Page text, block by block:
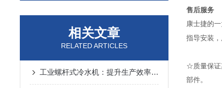
相关文章
RELATED ARTICLES
工业螺杆式冷水机：提升生产效率，降低能耗！
售后服务
康士捷的
指导安装
☆质量保证
部件。